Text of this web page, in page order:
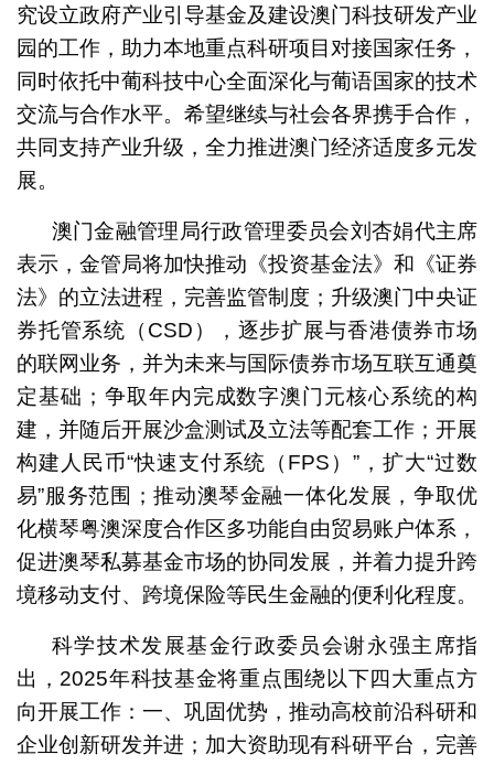
究设立政府产业引导基金及建设澳门科技研发产业
园的工作，助力本地重点科研项目对接国家任务，
同时依托中葡科技中心全面深化与葡语国家的技术
交流与合作水平。希望继续与社会各界携手合作，
共同支持产业升级，全力推进澳门经济适度多元发
展。
澳门金融管理局行政管理委员会刘杏娟代主席
表示，金管局将加快推动《投资基金法》和《证券
法》的立法进程，完善监管制度；升级澳门中央证
券托管系统（CSD），逐步扩展与香港债券市场
的联网业务，并为未来与国际债券市场互联互通奠
定基础；争取年内完成数字澳门元核心系统的构
建，并随后开展沙盒测试及立法等配套工作；开展
构建人民币“快速支付系统（FPS）”，扩大“过数
易”服务范围；推动澳琴金融一体化发展，争取优
化横琴粤澳深度合作区多功能自由贸易账户体系，
促进澳琴私募基金市场的协同发展，并着力提升跨
境移动支付、跨境保险等民生金融的便利化程度。
科学技术发展基金行政委员会谢永强主席指
出，2025年科技基金将重点围绕以下四大重点方
向开展工作：一、巩固优势，推动高校前沿科研和
企业创新研发并进；加大资助现有科研平台，完善